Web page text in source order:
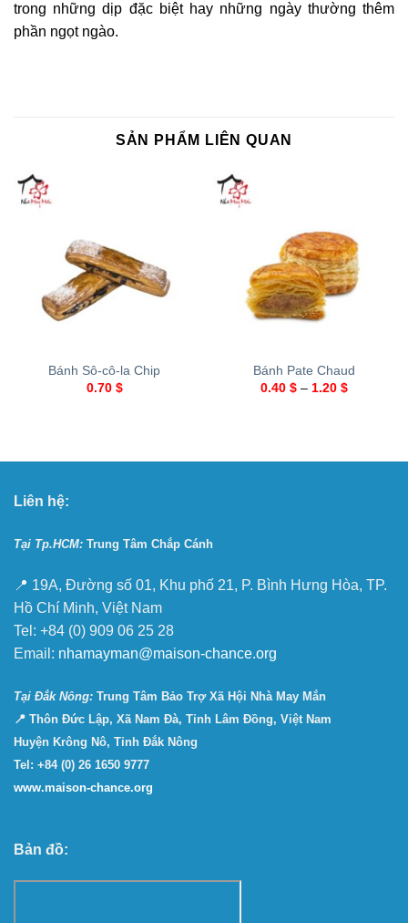
trong những dịp đặc biệt hay những ngày thường thêm
phần ngọt ngào.
SẢN PHẨM LIÊN QUAN
Bánh Sô-cô-la Chip
0.70 $
Bánh Pate Chaud
0.40 $– 1.20 $
Liên hệ:
Tại Tp.HCM: Trung Tâm Chắp Cánh
📍 19A, Đường số 01, Khu phố 21, P. Bình Hưng Hòa, TP.
Hồ Chí Minh, Việt Nam
Tel: +84 (0) 909 06 25 28
Email: nhamayman@maison-chance.org
Tại Ðắk Nông: Trung Tâm Bảo Trợ Xã Hội Nhà May Mắn
📍 Thôn Đức Lập, Xã Nam Đà, Tỉnh Lâm Đồng, Việt Nam
Huyện Krông Nô, Tỉnh Đắk Nông
Tel: +84 (0) 26 1650 9777
www.maison-chance.org
Bản đồ: